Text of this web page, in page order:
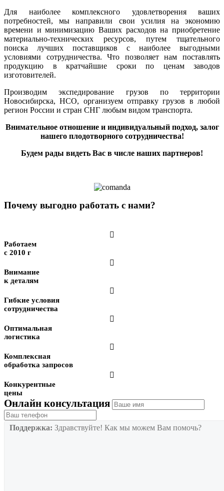
Для наиболее комплексного удовлетворения ваших
потребностей, мы направили свои усилия на экономию
времени и минимизацию Ваших расходов на приобретение
материально-технических ресурсов, путем тщательного
поиска лучших поставщиков с наиболее выгодными
условиями сотрудничества. Что позволяет нам поставлять
продукцию в кратчайшие сроки по ценам заводов
изготовителей.
Производим экспедирование грузов по территории
Новосибирска, НСО, организуем отправку грузов в любой
регион России и стран СНГ любым видом транспорта.
Внимательное отношение и индивидуальный подход, залог
нашего плодотворного сотрудничества!
Будем рады видеть Вас в числе наших партнеров!
Почему выгодно работать с нами?

Работаем
с 2010 г

Внимание
к деталям

Гибкие условия
сотрудничества

Оптимальная
логистика

Комплексная
обработка запросов

Конкурентные
цены
Онлайн консультация
Поддержка: Здравствуйте! Как мы можем Вам помочь?